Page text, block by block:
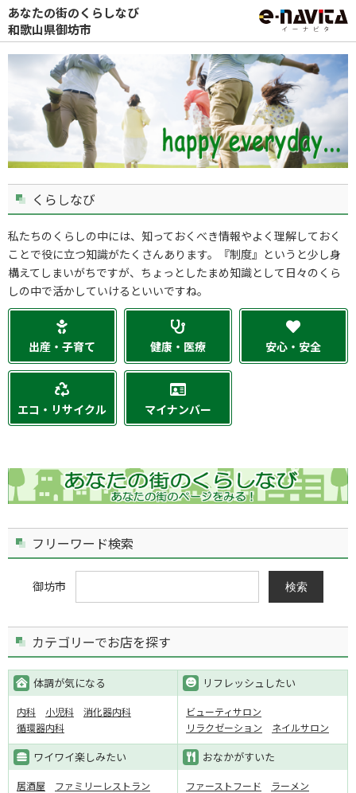
あなたの街のくらしなび
和歌山県御坊市
くらしなび
私たちのくらしの中には、知っておくべき情報やよく理解しておく
ことで役に立つ知識がたくさんあります。『制度』というと少し身
構えてしまいがちですが、ちょっとしたまめ知識として日々のくら
しの中で活かしていけるといいですね。
出産・子育て 健康・医療 安心・安全
エコ・リサイクル マイナンバー
フリーワード検索
御坊市 検索
カテゴリーでお店を探す
体調が気になる
内科 小児科
消化器内科
循環器内科
リフレッシュしたい
ビューティサロン
リラクゼーション
ネイルサロン
ワイワイ楽しみたい
居酒屋
ファミリーレストラン
おなかがすいた
ファーストフード
ラーメン